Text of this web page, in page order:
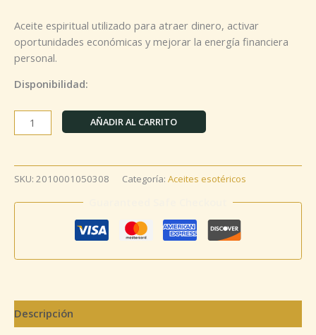
Aceite espiritual utilizado para atraer dinero, activar
oportunidades económicas y mejorar la energía financiera
personal.
Disponibilidad:
AÑADIR AL CARRITO
SKU: 2010001050308 Categoría: Aceites esotéricos
Descripción